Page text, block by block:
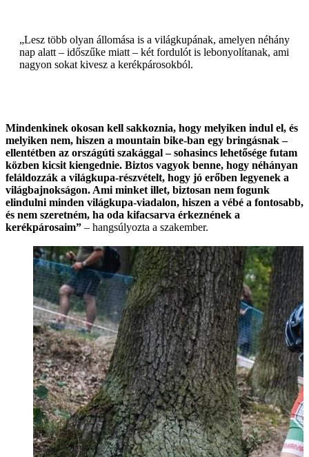
„Lesz több olyan állomása is a világkupának, amelyen néhány
nap alatt – időszűke miatt – két fordulót is lebonyolítanak, ami
nagyon sokat kivesz a kerékpárosokból.
Mindenkinek okosan kell sakkoznia, hogy melyiken indul el, és
melyiken nem, hiszen a mountain bike-ban egy bringásnak –
ellentétben az országúti szakággal – sohasincs lehetősége futam
közben kicsit kiengednie. Biztos vagyok benne, hogy néhányan
feláldozzák a világkupa-részvételt, hogy jó erőben legyenek a
világbajnokságon. Ami minket illet, biztosan nem fogunk
elindulni minden világkupa-viadalon, hiszen a vébé a fontosabb,
és nem szeretném, ha oda kifacsarva érkeznének a
kerékpárosaim” – hangsúlyozta a szakember.